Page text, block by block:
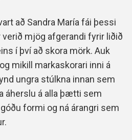
að Sandra María fái þessi
mjög afgerandi fyrir liðið
í því að skora mörk. Auk
mikill markaskorari inni á
ungra stúlkna innan sem
áherslu á alla þætti sem
formi og ná árangri sem